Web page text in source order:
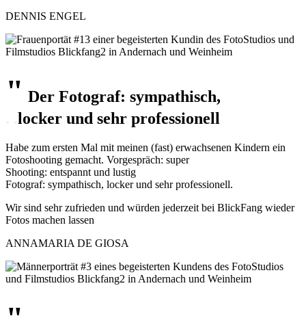
DENNIS ENGEL
" Der Fotograf: sympathisch,
locker und sehr professionell
Habe zum ersten Mal mit meinen (fast) erwachsenen Kindern ein
Fotoshooting gemacht. Vorgespräch: super
Shooting: entspannt und lustig
Fotograf: sympathisch, locker und sehr professionell.
Wir sind sehr zufrieden und würden jederzeit bei BlickFang wieder
Fotos machen lassen
ANNAMARIA DE GIOSA